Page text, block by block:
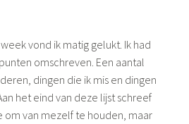
vond ik matig gelukt. Ik had
omschreven. Een aantal
dingen die ik mis en dingen
het eind van deze lijst schreef
om van mezelf te houden, maar